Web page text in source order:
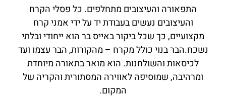
התפאורה והעיצובים מתחלפים. כל פסלי הקרח
והעיצובים נעשים בעבודת יד על ידי אמני קרח
מקצועיים, כך שכל ביקור באייס בר הוא ייחודי ובלתי
נשכח.הבר בנוי כולל מקרח – מהקורות, הבר עצמו ועד
לכיסאות והשולחנות. הוא מואר בתאורה מיוחדת
ומרהיבה, שמוסיפה לאווירה המסתורית והקריה של
המקום.